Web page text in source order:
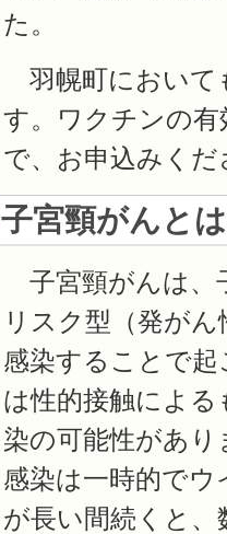
た。
羽幌町において
す。ワクチンの
で、お申込みくだ
子宮頸がんとは
子宮頸がんは、
リスク型（発が
感染することで
は性的接触によ
染の可能性があ
感染は一時的で
が長い間続くと